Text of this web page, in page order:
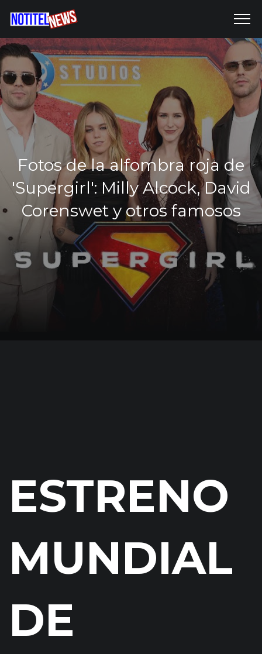
Fotos de la alfombra roja de
'Supergirl': Milly Alcock, David
Corenswet y otros famosos
ESTRENO
MUNDIAL
DE